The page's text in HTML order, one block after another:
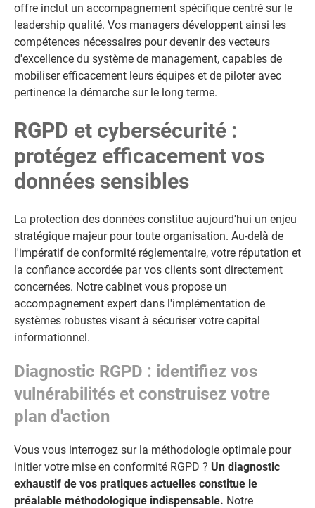
offre inclut un accompagnement spécifique centré sur le
leadership qualité. Vos managers développent ainsi les
compétences nécessaires pour devenir des vecteurs
d'excellence du système de management, capables de
mobiliser efficacement leurs équipes et de piloter avec
pertinence la démarche sur le long terme.
RGPD et cybersécurité :
protégez efficacement vos
données sensibles
La protection des données constitue aujourd'hui un enjeu
stratégique majeur pour toute organisation. Au-delà de
l'impératif de conformité réglementaire, votre réputation et
la confiance accordée par vos clients sont directement
concernées. Notre cabinet vous propose un
accompagnement expert dans l'implémentation de
systèmes robustes visant à sécuriser votre capital
informationnel.
Diagnostic RGPD : identifiez vos
vulnérabilités et construisez votre
plan d'action
Vous vous interrogez sur la méthodologie optimale pour
initier votre mise en conformité RGPD ? Un diagnostic
exhaustif de vos pratiques actuelles constitue le
préalable méthodologique indispensable. Notre